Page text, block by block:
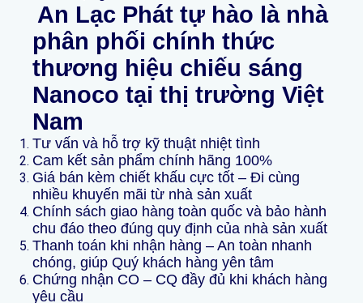
An Lạc Phát tự hào là nhà
phân phối chính thức
thương hiệu chiếu sáng
Nanoco tại thị trường Việt
Nam
Tư vấn và hỗ trợ kỹ thuật nhiệt tình
Cam kết sản phẩm chính hãng 100%
Giá bán kèm chiết khấu cực tốt – Đi cùng
nhiều khuyến mãi từ nhà sản xuất
Chính sách giao hàng toàn quốc và bảo hành
chu đáo theo đúng quy định của nhà sản xuất
Thanh toán khi nhận hàng – An toàn nhanh
chóng, giúp Quý khách hàng yên tâm
Chứng nhận CO – CQ đầy đủ khi khách hàng
yêu cầu